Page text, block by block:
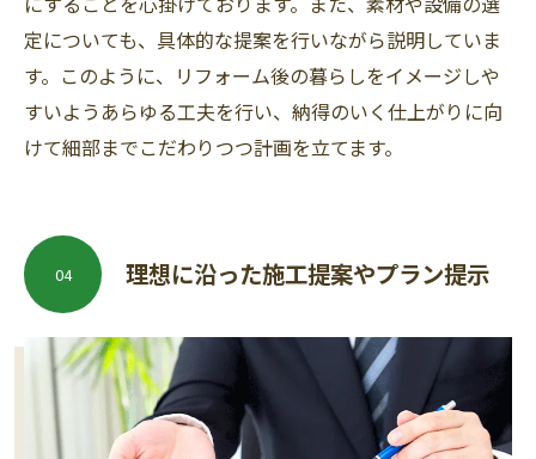
定についても、具体的な提案を行いながら説明していま
す。このように、リフォーム後の暮らしをイメージしや
すいようあらゆる工夫を行い、納得のいく仕上がりに向
けて細部までこだわりつつ計画を立てます。
理想に沿った施工提案やプラン提示
04